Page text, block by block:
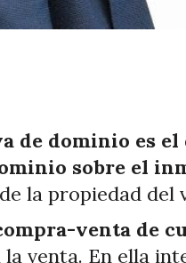
de dominio es
sobre el
la propiedad del
venta de
venta. En ella